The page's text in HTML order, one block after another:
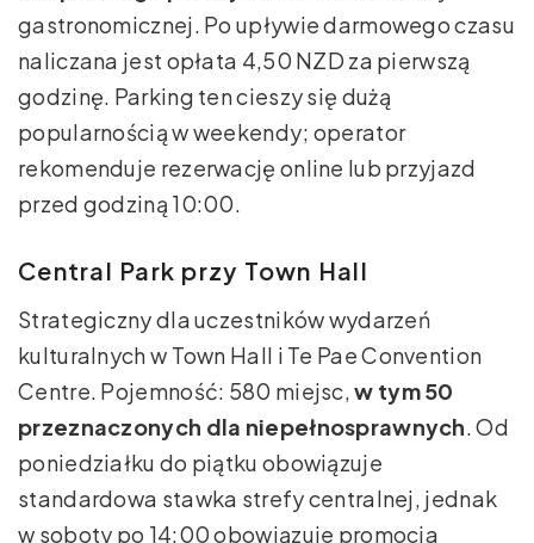
gastronomicznej. Po upływie darmowego czasu
naliczana jest opłata 4,50 NZD za pierwszą
godzinę. Parking ten cieszy się dużą
popularnością w weekendy; operator
rekomenduje rezerwację online lub przyjazd
przed godziną 10:00.
Central Park przy Town Hall
Strategiczny dla uczestników wydarzeń
kulturalnych w Town Hall i Te Pae Convention
Centre. Pojemność: 580 miejsc,w tym 50
przeznaczonych dla niepełnosprawnych. Od
poniedziałku do piątku obowiązuje
standardowa stawka strefy centralnej, jednak
w soboty po 14:00 obowiązuje promocja